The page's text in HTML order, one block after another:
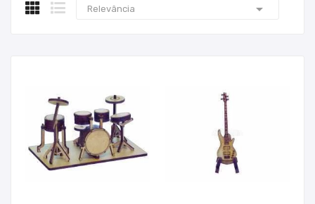
Relevância 